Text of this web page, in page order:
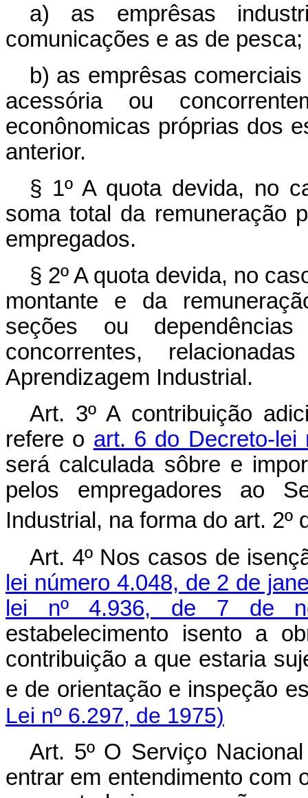
a) as emprêsas
comunicações e as de pesca;
b) as emprêsas
acessória ou
econônomicas próprias dos
anterior.
§ 1º A quota devida, no
soma total da remuneração
empregados.
§ 2º A quota devida, no
montante e da
seções ou
concorrentes,
Aprendizagem Industrial.
Art. 3º A contribuição
refere o art. 6 do Decreto-lei
será calculada sôbre e
pelos empregadores ao
Industrial, na forma do art. 2º
Art. 4º Nos casos de
lei número 4.048, de 2 de
lei nº 4.936, de 7 de
estabelecimento isento a
contribuição a que estaria
e de orientação e inspeção
Lei nº 6.297, de 1975)
Art. 5º O Serviço
entrar em entendimento com